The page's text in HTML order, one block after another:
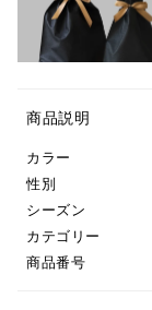
商品説明
カラー
性別
シーズン
カテゴリー
商品番号